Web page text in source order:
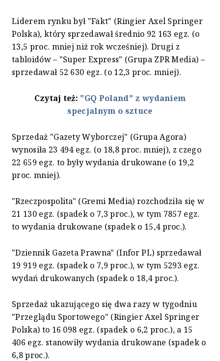
Liderem rynku był "Fakt" (Ringier Axel Springer
Polska), który sprzedawał średnio 92 163 egz. (o
13,5 proc. mniej niż rok wcześniej). Drugi z
tabloidów – "Super Express" (Grupa ZPR Media) –
sprzedawał 52 630 egz. (o 12,3 proc. mniej).
Czytaj też: "GQ Poland" z wydaniem
specjalnym o sztuce
Sprzedaż "Gazety Wyborczej" (Grupa Agora)
wynosiła 23 494 egz. (o 18,8 proc. mniej), z czego
22 659 egz. to były wydania drukowane (o 19,2
proc. mniej).
"Rzeczpospolita" (Gremi Media) rozchodziła się w
21 130 egz. (spadek o 7,3 proc.), w tym 7857 egz.
to wydania drukowane (spadek o 15,4 proc.).
"Dziennik Gazeta Prawna" (Infor PL) sprzedawał
19 919 egz. (spadek o 7,9 proc.), w tym 5293 egz.
wydań drukowanych (spadek o 18,4 proc.).
Sprzedaż ukazującego się dwa razy w tygodniu
"Przeglądu Sportowego" (Ringier Axel Springer
Polska) to 16 098 egz. (spadek o 6,2 proc.), a 15
406 egz. stanowiły wydania drukowane (spadek o
6,8 proc.).